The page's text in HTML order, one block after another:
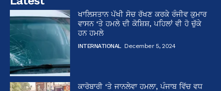
ਖਾਲਿਸਤਾਨ ਪੱਖੀ ਸੋਚ ਰੱਖਣ ਕਰਕੇ ਰੰਜੀਵ ਕੁਮਾਰ
ਵਾਸਨ ‘ਤੇ ਹਮਲੇ ਦੀ ਕੋਸ਼ਿਸ਼, ਪਹਿਲਾਂ ਵੀ ਹੋ ਚੁੱਕੇ
ਹਨ ਹਮਲੇ
INTERNATIONAL December 5, 2024
ਕਾਰੋਬਾਰੀ ‘ਤੇ ਜਾਨਲੇਵਾ ਹਮਲਾ, ਪੰਜਾਬ ਵਿੱਚ ਵਧ